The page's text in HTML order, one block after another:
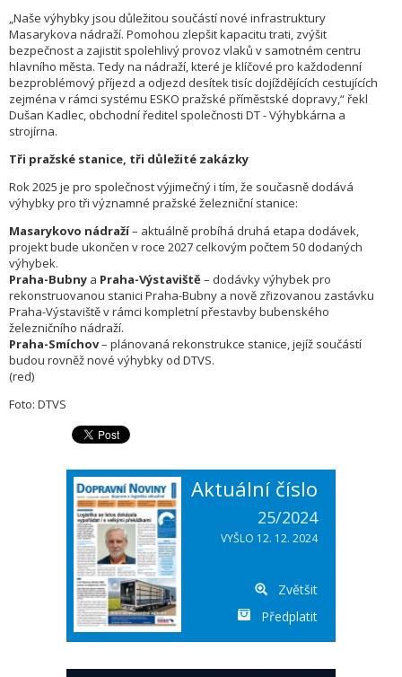
„Naše výhybky jsou důležitou součástí nové infrastruktury
Masarykova nádraží. Pomohou zlepšit kapacitu trati, zvýšit
bezpečnost a zajistit spolehlivý provoz vlaků v samotném centru
hlavního města. Tedy na nádraží, které je klíčové pro každodenní
bezproblémový příjezd a odjezd desítek tisíc dojíždějících cestujících
zejména v rámci systému ESKO pražské příměstské dopravy,“ řekl
Dušan Kadlec, obchodní ředitel společnosti DT - Výhybkárna a
strojírna.
Tři pražské stanice, tři důležité zakázky
Rok 2025 je pro společnost výjimečný i tím, že současně dodává
výhybky pro tři významné pražské železniční stanice:
Masarykovo nádraží– aktuálně probíhá druhá etapa dodávek,
projekt bude ukončen v roce 2027 celkovým počtem 50 dodaných
výhybek.
Praha-Bubny a Praha-Výstaviště– dodávky výhybek pro
rekonstruovanou stanici Praha-Bubny a nově zřizovanou zastávku
Praha-Výstaviště v rámci kompletní přestavby bubenského
železničního nádraží.
Praha-Smíchov– plánovaná rekonstrukce stanice, jejíž součástí
budou rovněž nové výhybky od DTVS.
(red)
Foto: DTVS
Aktuální číslo
25/2024
VYŠLO 12. 12. 2024
Zvětšit
Předplatit